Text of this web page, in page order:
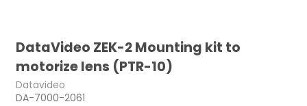
DataVideo ZEK-2 Mounting kit to
motorize lens (PTR-10)
Datavideo
DA-7000-2061